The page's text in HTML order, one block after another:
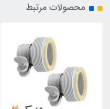
محصولات مرتبط